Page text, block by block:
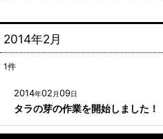
2014年2月
1件
2014年02 月09日
タラの芽の作業を開始しました！